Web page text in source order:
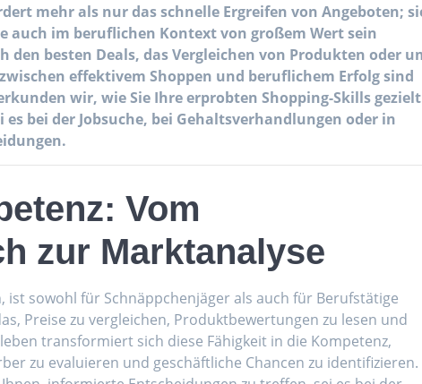
mehr als nur das schnelle Ergreifen von Angeboten;
auch im beruflichen Kontext von großem Wert sein
den besten Deals, das Vergleichen von Produkten oder
effektivem Shoppen und beruflichem Erfolg sind
wir, wie Sie Ihre erprobten Shopping-Skills gezielt
bei der Jobsuche, bei Gehaltsverhandlungen oder in
Vom
zur Marktanalyse
ist sowohl für Schnäppchenjäger als auch für Berufstätige
Preise zu vergleichen, Produktbewertungen zu lesen und
transformiert sich diese Fähigkeit in die Kompetenz,
zu evaluieren und geschäftliche Chancen zu identifizieren.